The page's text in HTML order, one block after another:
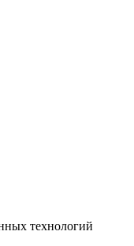
технологий